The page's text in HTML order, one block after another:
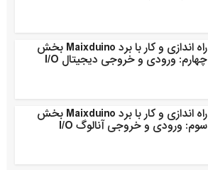
راه اندازی و کار با برد Maixduino بخش
چهارم: ورودی و خروجی دیجیتال I/O
راه اندازی و کار با برد Maixduino بخش
سوم: ورودی و خروجی آنالوگ I/O